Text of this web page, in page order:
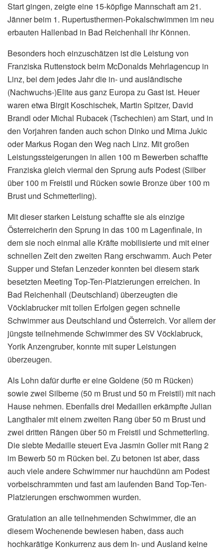
Start gingen, zeigte eine 15-köpfige Mannschaft am 21.
Jänner beim 1. Rupertusthermen-Pokalschwimmen im neu
erbauten Hallenbad in Bad Reichenhall ihr Können.
Besonders hoch einzuschätzen ist die Leistung von
Franziska Ruttenstock beim McDonalds Mehrlagencup in
Linz, bei dem jedes Jahr die in- und ausländische
(Nachwuchs-)Elite aus ganz Europa zu Gast ist. Heuer
waren etwa Birgit Koschischek, Martin Spitzer, David
Brandl oder Michal Rubacek (Tschechien) am Start, und in
den Vorjahren fanden auch schon Dinko und Mirna Jukic
oder Markus Rogan den Weg nach Linz. Mit großen
Leistungssteigerungen in allen 100 m Bewerben schaffte
Franziska gleich viermal den Sprung aufs Podest (Silber
über 100 m Freistil und Rücken sowie Bronze über 100 m
Brust und Schmetterling).
Mit dieser starken Leistung schaffte sie als einzige
Österreicherin den Sprung in das 100 m Lagenfinale, in
dem sie noch einmal alle Kräfte mobilisierte und mit einer
schnellen Zeit den zweiten Rang erschwamm. Auch Peter
Supper und Stefan Lenzeder konnten bei diesem stark
besetzten Meeting Top-Ten-Platzierungen erreichen. In
Bad Reichenhall (Deutschland) überzeugten die
Vöcklabrucker mit tollen Erfolgen gegen schnelle
Schwimmer aus Deutschland und Österreich. Vor allem der
jüngste teilnehmende Schwimmer des SV Vöcklabruck,
Yorik Anzengruber, konnte mit super Leistungen
überzeugen.
Als Lohn dafür durfte er eine Goldene (50 m Rücken)
sowie zwei Silberne (50 m Brust und 50 m Freistil) mit nach
Hause nehmen. Ebenfalls drei Medaillen erkämpfte Julian
Langthaler mit einem zweiten Rang über 50 m Brust und
zwei dritten Rängen über 50 m Freistil und Schmetterling.
Die siebte Medaille steuert Eva Jasmin Goller mit Rang 2
im Bewerb 50 m Rücken bei. Zu betonen ist aber, dass
auch viele andere Schwimmer nur hauchdünn am Podest
vorbeischrammten und fast am laufenden Band Top-Ten-
Platzierungen erschwommen wurden.
Gratulation an alle teilnehmenden Schwimmer, die an
diesem Wochenende bewiesen haben, dass auch
hochkarätige Konkurrenz aus dem In- und Ausland keine